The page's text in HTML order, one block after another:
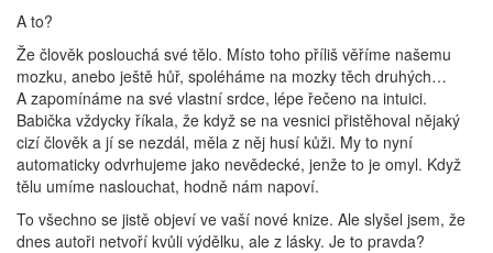
A to?
Že člověk poslouchá své tělo. Místo toho příliš věříme našemu
mozku, anebo ještě hůř, spoléháme na mozky těch druhých…
A zapomínáme na své vlastní srdce, lépe řečeno na intuici.
Babička vždycky říkala, že když se na vesnici přistěhoval nějaký
cizí člověk a jí se nezdál, měla z něj husí kůži. My to nyní
automaticky odvrhujeme jako nevědecké, jenže to je omyl. Když
tělu umíme naslouchat, hodně nám napoví.
To všechno se jistě objeví ve vaší nové knize. Ale slyšel jsem, že
dnes autoři netvoří kvůli výdělku, ale z lásky. Je to pravda?